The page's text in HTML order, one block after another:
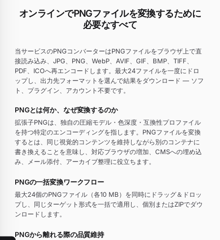
オンラインでPNGファイルを変換するために
必要なすべて
当サービスのPNGコンバーターはPNGファイルをブラウザ上で直
接読み込み、JPG、PNG、WebP、AVIF、GIF、BMP、TIFF、
PDF、ICOへ再エンコードします。最大24ファイルを一度にドロ
ップし、出力先フォーマットを選んで結果をダウンロード — ソフ
ト、プラグイン、アカウント不要です。
PNGとは何か、なぜ変換するのか
拡張子PNGは、独自の圧縮モデル・色深度・互換性プロファイル
を持つ特定のエンコーディングを指します。PNGファイルを変換
するとは、同じ視覚的コンテンツを維持しながら別のコンテナに
書き換えることを意味し、対応ブラウザの増加、CMSへの埋め込
み、メール添付、アーカイブ整理に役立ちます。
PNGの一括変換ワークフロー
最大24個のPNGファイル（各10 MB）を同時にドラッグ＆ドロッ
プし、同じターゲット形式を一括で適用し、個別またはZIPでダウ
ンロードします。
PNGから離れる際の品質維持